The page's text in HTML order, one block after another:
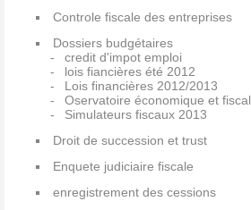
Controle fiscale des entreprises
Dossiers budgétaires
credit d'impot emploi
lois fiancières été 2012
Lois financières 2012/2013
Oservatoire économique et fiscal
Simulateurs fiscaux 2013
Droit de succession et trust
Enquete judiciaire fiscale
enregistrement des cessions